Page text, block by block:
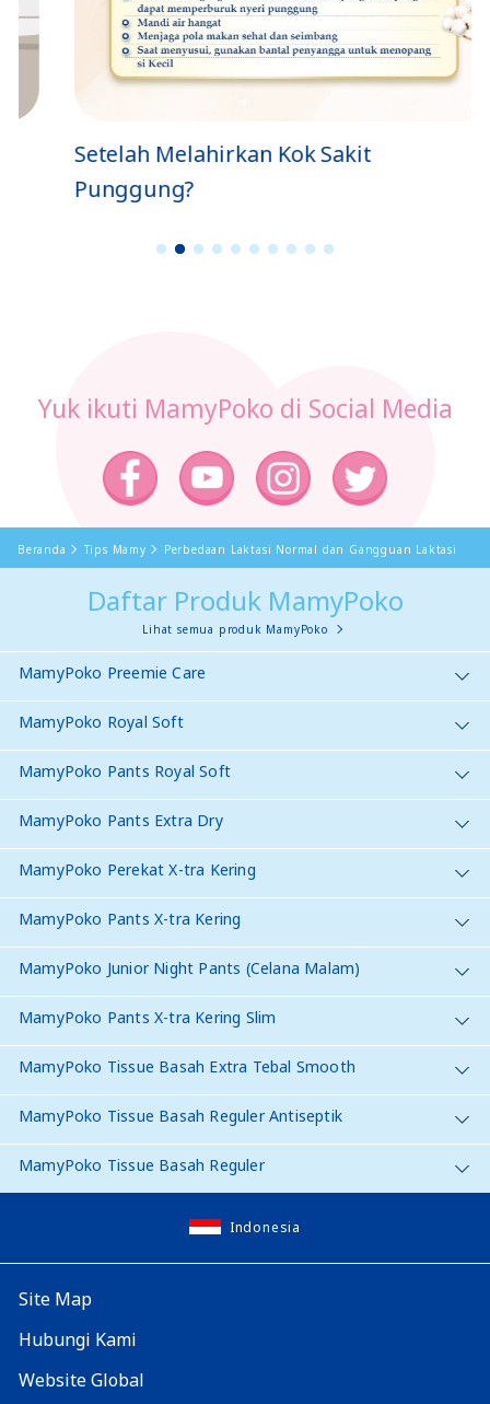
Setelah Melahirkan Kok Sakit
Punggung?
1 2 3 4 5 6 7 8 9 1
Yuk ikuti MamyPoko di Social Media
Beranda Tips Mamy Perbedaan Laktasi Normal dan Gangguan Laktasi
Daftar Produk MamyPoko
Lihat semua produk MamyPoko
MamyPoko Preemie Care
MamyPoko Royal Soft
MamyPoko Pants Royal Soft
MamyPoko Pants Extra Dry
MamyPoko Perekat X-tra Kering
MamyPoko Pants X-tra Kering
MamyPoko Junior Night Pants (Celana Malam)
MamyPoko Pants X-tra Kering Slim
MamyPoko Tissue Basah Extra Tebal Smooth
MamyPoko Tissue Basah Reguler Antiseptik
MamyPoko Tissue Basah Reguler
Indonesia
Site Map
Hubungi Kami
Website Global